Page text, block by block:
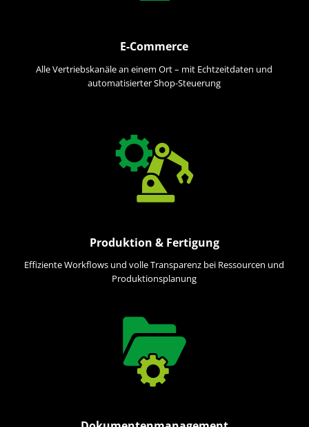
E-Commerce
Alle Vertriebskanäle an einem Ort – mit Echtzeitdaten und
automatisierter Shop-Steuerung
Produktion & Fertigung
Effiziente Workflows und volle Transparenz bei Ressourcen und
Produktionsplanung